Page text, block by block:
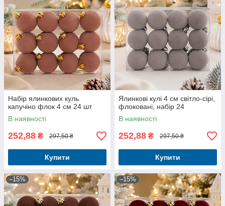
Набір ялинкових куль
капучіно флок 4 см 24 шт
В наявності
252,88 ₴ 297,50 ₴
Купити
Ялинкові кулі 4 см світло-сірі,
флоковані, набір 24
В наявності
252,88 ₴ 297,50 ₴
Купити
–15% –15%